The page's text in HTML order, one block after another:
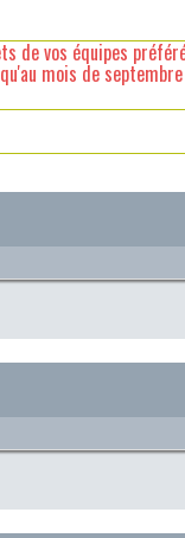
de vos équipes
mois de